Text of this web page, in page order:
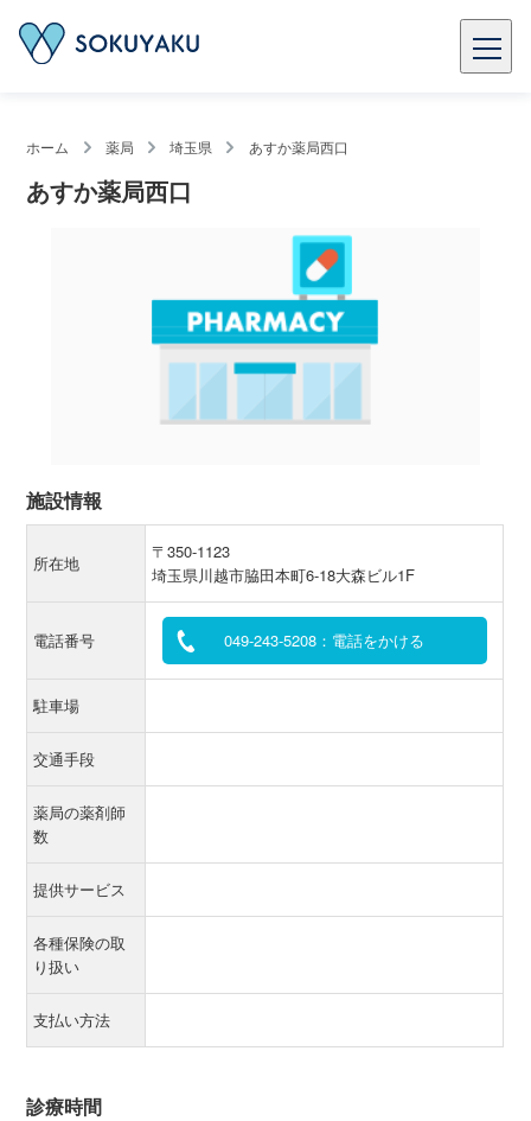
ホーム 薬局 埼玉県 あすか薬局西口
あすか薬局西口
施設情報
所在地
〒350-1123
埼玉県川越市脇田本町6-18大森ビル1F
電話番号 049-243-5208：電話をかける
駐車場
交通手段
薬局の薬剤師
数
提供サービス
各種保険の取
り扱い
支払い方法
診療時間